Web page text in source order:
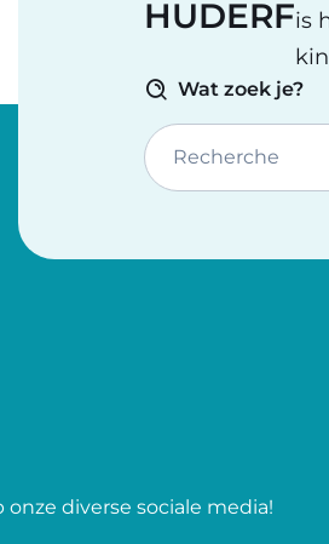
HUDERFis
Wat zoek je?
Recherche
onze diverse sociale media!